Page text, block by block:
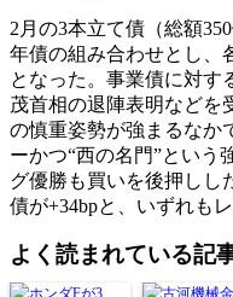
2月の3本立て債（総額
年債の組み合わせとし、
となった。事業債に対す
茂首相の退陣表明などを
の慎重姿勢が強まるなか
ーかつ“西の名門”という
グ優勝も買いを後押しし
債が+34bpと、いずれも
よく読まれている記